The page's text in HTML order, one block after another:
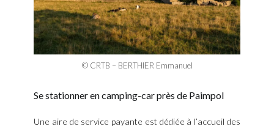
© CRTB – BERTHIER Emmanuel
Se stationner en camping-car près de Paimpol
Une aire de service payante est dédiée à l’accueil des